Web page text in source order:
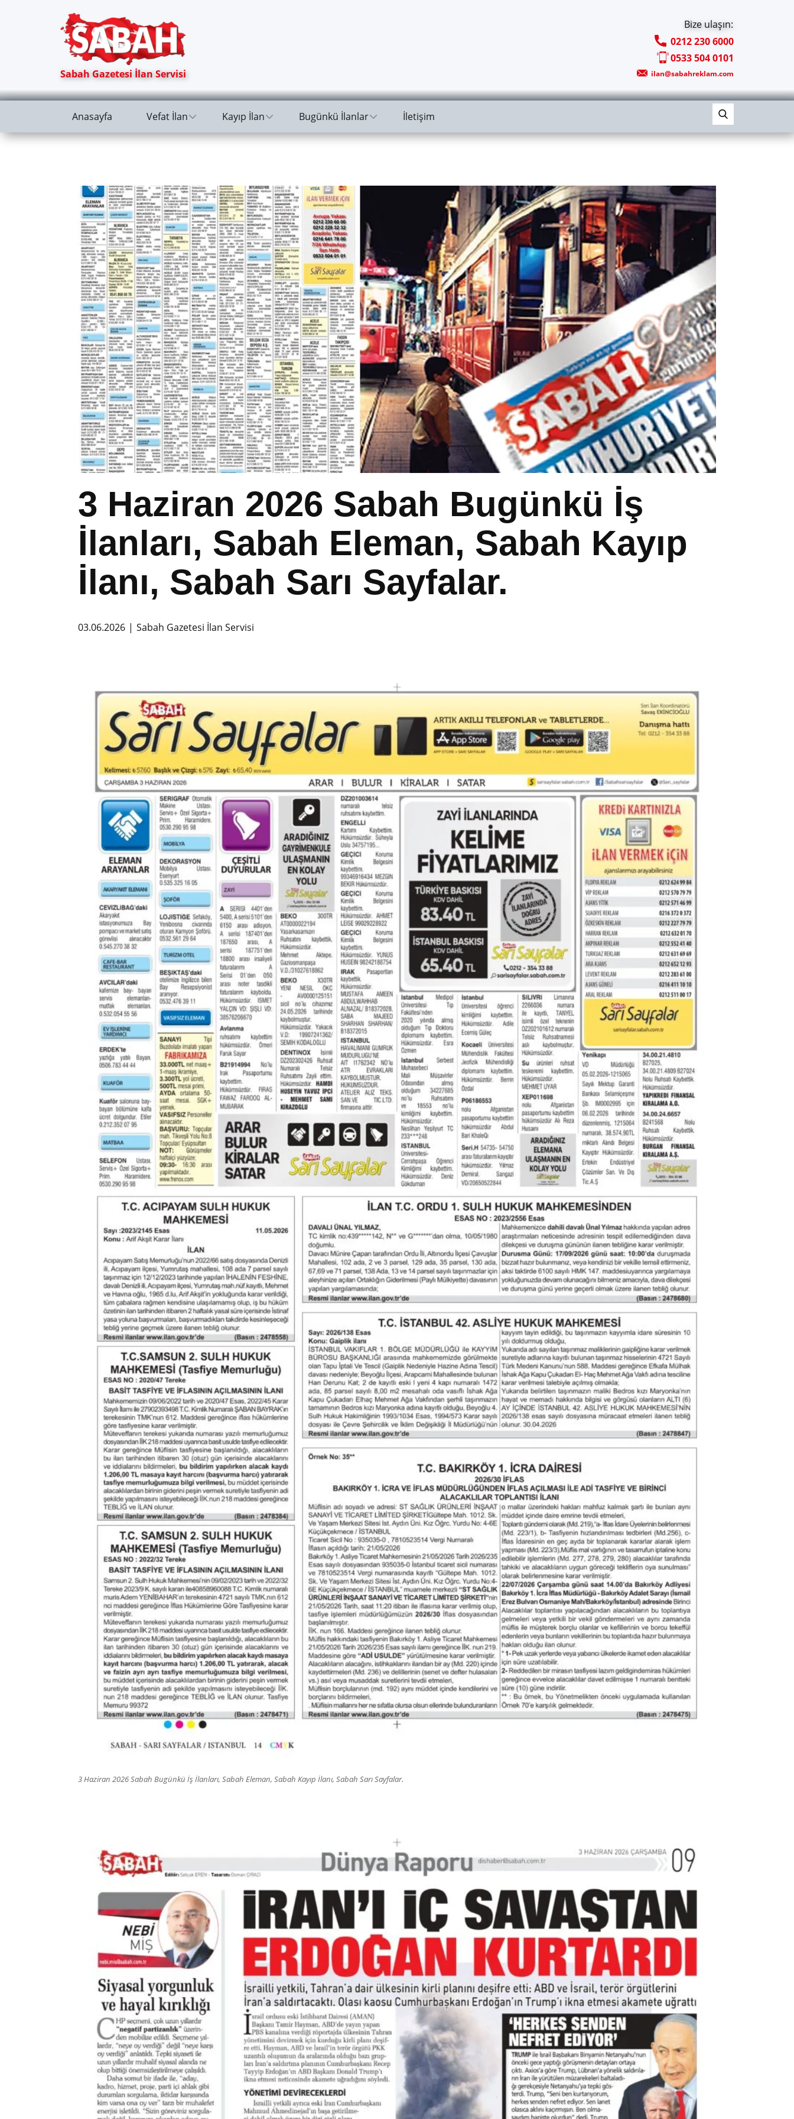
Bize ulaşın:
0212 230 6000
0533 504 0101
Sabah Gazetesi İlan Servisi
ilan@sabahreklam.com
Anasayfa Vefat İlan Kayıp İlan Bugünkü İlanlar İletişim
3 Haziran 2026 Sabah Bugünkü İş
İlanları, Sabah Eleman, Sabah Kayıp
İlanı, Sabah Sarı Sayfalar.
03.06.2026 Sabah Gazetesi İlan Servisi
3 Haziran 2026 Sabah Bugünkü İş İlanları, Sabah Eleman, Sabah Kayıp İlanı, Sabah Sarı Sayfalar.